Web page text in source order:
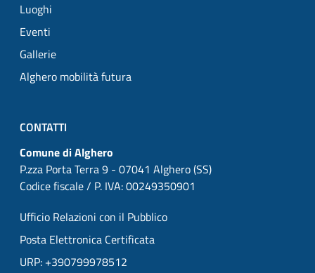
Luoghi
Eventi
Gallerie
Alghero mobilità futura
CONTATTI
Comune di Alghero
P.zza Porta Terra 9 - 07041 Alghero (SS)
Codice fiscale / P. IVA: 00249350901
Ufficio Relazioni con il Pubblico
Posta Elettronica Certificata
URP: +390799978512